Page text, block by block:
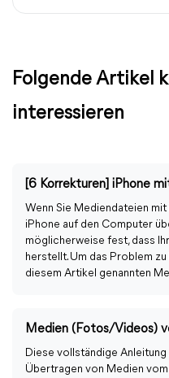
Folgende Artikel
interessieren
[6 Korrekturen] iPhone
Wenn Sie Mediendateien
iPhone auf den Computer
möglicherweise fest, dass
herstellt. Um das Problem
diesem Artikel genannten
Medien (Fotos/Videos)
Diese vollständige
Übertragen von Medien